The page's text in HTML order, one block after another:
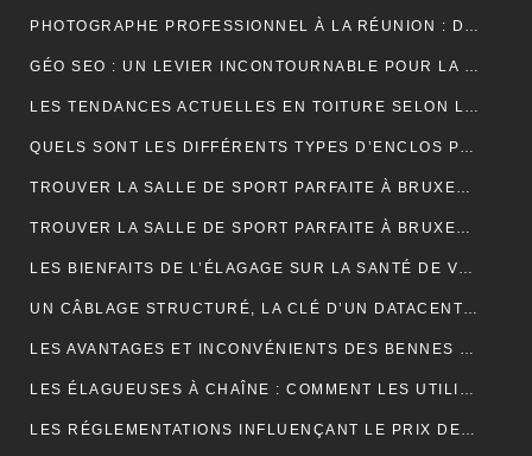
PHOTOGRAPHE PROFESSIONNEL À LA RÉUNION : DÉCOUVREZ L’EXPÉRIENCE UNIQUE D’UNE SÉANCE PHOTO EN STUDIO
GÉO SEO : UN LEVIER INCONTOURNABLE POUR LA VISIBILITÉ LOCALE
LES TENDANCES ACTUELLES EN TOITURE SELON LES COUVREURS EXPÉRIMENTÉS
QUELS SONT LES DIFFÉRENTS TYPES D’ENCLOS POUR ANIMAUX ?
TROUVER LA SALLE DE SPORT PARFAITE À BRUXELLES : BIEN PLUS QU’UNE QUESTION D’ADRESSE
TROUVER LA SALLE DE SPORT PARFAITE À BRUXELLES : BIEN PLUS QU’UNE QUESTION D’ADRESSE
LES BIENFAITS DE L’ÉLAGAGE SUR LA SANTÉ DE VOS ARBRES
UN CÂBLAGE STRUCTURÉ, LA CLÉ D’UN DATACENTER MAINTENABLE
LES AVANTAGES ET INCONVÉNIENTS DES BENNES DE LOCATION À PRIX RÉDUIT
LES ÉLAGUEUSES À CHAÎNE : COMMENT LES UTILISER EFFICACEMENT
LES RÉGLEMENTATIONS INFLUENÇANT LE PRIX DES DÉCHARGES DE BENNE